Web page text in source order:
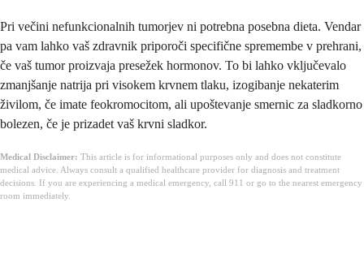
Pri večini nefunkcionalnih tumorjev ni potrebna posebna dieta. Vendar
pa vam lahko vaš zdravnik priporoči specifične spremembe v prehrani,
če vaš tumor proizvaja presežek hormonov. To bi lahko vključevalo
zmanjšanje natrija pri visokem krvnem tlaku, izogibanje nekaterim
živilom, če imate feokromocitom, ali upoštevanje smernic za sladkorno
bolezen, če je prizadet vaš krvni sladkor.
Medical Disclaimer: This article is for informational purposes only and does not constitute
medical advice. Always consult a qualified healthcare provider for diagnosis and treatment
decisions. If you are experiencing a medical emergency, call 911 or go to the nearest emergency
room immediately.